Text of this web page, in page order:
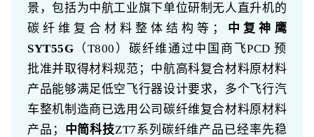
景，包括为中航工业旗下单位研制无人直升机的
碳纤维复合材料整体结构等；
中复神鹰
SYT55G （T800）碳纤维通过中国商飞PCD 预
批准并取得材料规范；中航高科复合材料原材料
产品能够满足低空飞行器设计要求，多个飞行汽
车整机制造商已选用公司碳纤维复合材料原材料
产品； 中简科技ZT7系列碳纤维产品已经率先稳